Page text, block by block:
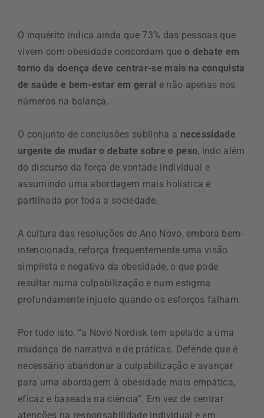
O inquérito indica ainda que 73% das pessoas que
vivem com obesidade concordam que o debate em
torno da doença deve centrar-se mais na conquista
de saúde e bem-estar em geral e não apenas nos
números na balança.
O conjunto de conclusões sublinha a necessidade
urgente de mudar o debate sobre o peso, indo além
do discurso da força de vontade individual e
assumindo uma abordagem mais holística e
partilhada por toda a sociedade.
A cultura das resoluções de Ano Novo, embora bem-
intencionada, reforça frequentemente uma visão
simplista e negativa da obesidade, o que pode
resultar numa culpabilização e num estigma
profundamente injusto quando os esforços falham.
Por tudo isto, “a Novo Nordisk tem apelado a uma
mudança de narrativa e de práticas. Defende que é
necessário abandonar a culpabilização e avançar
para uma abordagem à obesidade mais empática,
eficaz e baseada na ciência”. Em vez de centrar
atenções na responsabilidade individual e em